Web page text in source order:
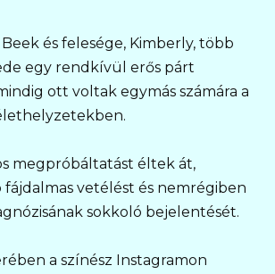
és felesége, Kimberly, több
egy rendkívül erős párt
ott voltak egymás számára a
megpróbáltatást éltek át,
vetélést és nemrégiben
sokkoló bejelentését.
a színész Instagramon